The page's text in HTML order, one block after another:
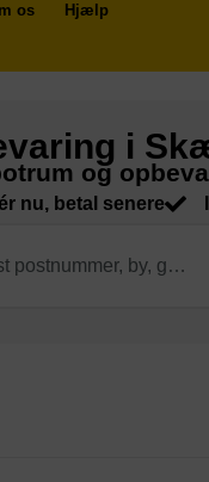
os Hjælp
i
og
nu, betal senere